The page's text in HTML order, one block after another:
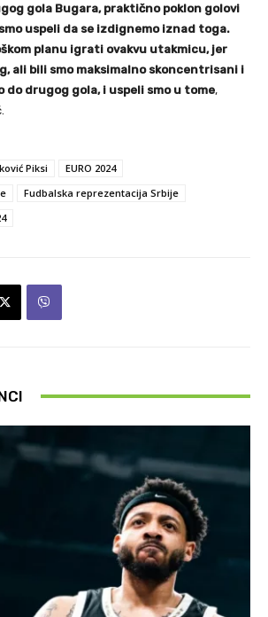
gola Bugara, praktično poklon golovi
uspeli da se izdignemo iznad toga.
planu igrati ovakvu utakmicu, jer
ali bili smo maksimalno skoncentrisani i
do drugog gola, i uspeli smo u tome,
Piksi
EURO 2024
Fudbalska reprezentacija Srbije